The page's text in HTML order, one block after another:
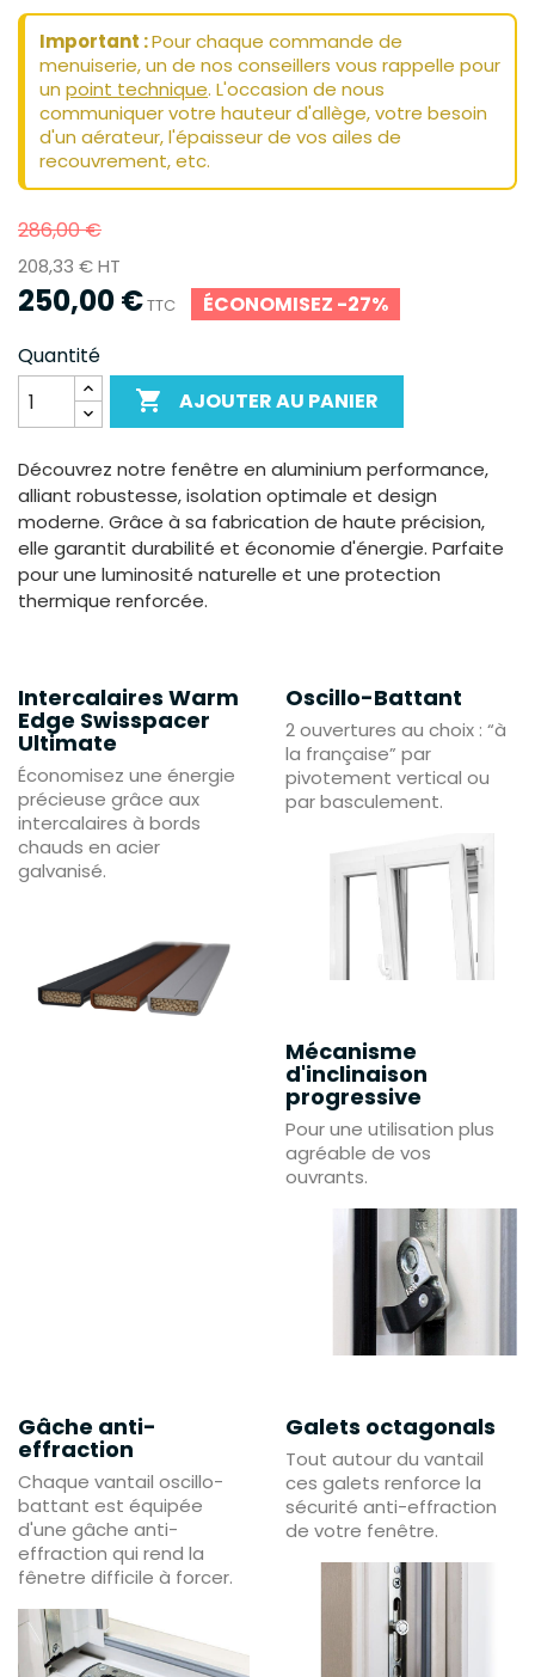
Important :Pour chaque commande de
menuiserie, un de nos conseillers vous rappelle pour
un point technique. L'occasion de nous
communiquer votre hauteur d'allège, votre besoin
d'un aérateur, l'épaisseur de vos ailes de
recouvrement, etc.
286,00 €
208,33 € HT
250,00 €TTC
ÉCONOMISEZ -27%
Quantité
 AJOUTER AU PANIER
Découvrez notre fenêtre en aluminium performance,
alliant robustesse, isolation optimale et design
moderne. Grâce à sa fabrication de haute précision,
elle garantit durabilité et économie d'énergie. Parfaite
pour une luminosité naturelle et une protection
thermique renforcée.
Intercalaires Warm
Edge Swisspacer
Ultimate
Économisez une énergie
précieuse grâce aux
intercalaires à bords
chauds en acier
galvanisé.
Oscillo-Battant
2 ouvertures au choix : “à
la française” par
pivotement vertical ou
par basculement.
Mécanisme
d'inclinaison
progressive
Pour une utilisation plus
agréable de vos
ouvrants.
Gâche anti-
effraction
Chaque vantail oscillo-
battant est équipée
d'une gâche anti-
effraction qui rend la
fênetre difficile à forcer.
Galets octagonals
Tout autour du vantail
ces galets renforce la
sécurité anti-effraction
de votre fenêtre.